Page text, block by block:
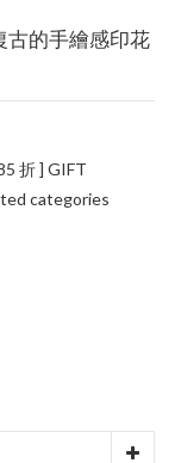
古的手繪感印花
折 ] GIFT
categories